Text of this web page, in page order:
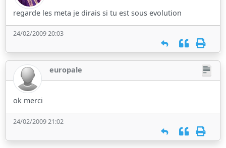
regarde les meta je dirais si tu est sous evolution
24/02/2009 20:03
europale
ok merci
24/02/2009 21:02